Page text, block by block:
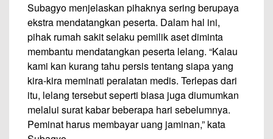
Subagyo menjelaskan pihaknya sering berupaya
ekstra mendatangkan peserta. Dalam hal ini,
pihak rumah sakit selaku pemilik aset diminta
membantu mendatangkan peserta lelang. “Kalau
kami kan kurang tahu persis tentang siapa yang
kira-kira meminati peralatan medis. Terlepas dari
itu, lelang tersebut seperti biasa juga diumumkan
melalui surat kabar beberapa hari sebelumnya.
Peminat harus membayar uang jaminan,” kata